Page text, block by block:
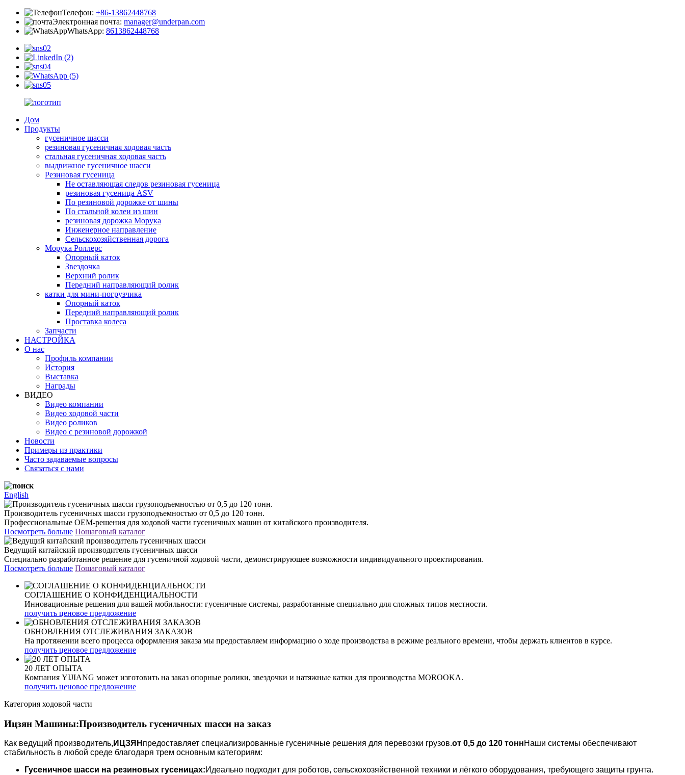
Телефон: +86-13862448768
Электронная почта: manager@underpan.com
WhatsApp: 8613862448768
Дом
Продукты
гусеничное шасси
резиновая гусеничная ходовая часть
стальная гусеничная ходовая часть
выдвижное гусеничное шасси
Резиновая гусеница
Не оставляющая следов резиновая гусеница
резиновая гусеница ASV
По резиновой дорожке от шины
По стальной колеи из шин
резиновая дорожка Морука
Инженерное направление
Сельскохозяйственная дорога
Морука Роллерс
Опорный каток
Звездочка
Верхний ролик
Передний направляющий ролик
катки для мини-погрузчика
Опорный каток
Передний направляющий ролик
Проставка колеса
Запчасти
НАСТРОЙКА
О нас
Профиль компании
История
Выставка
Награды
ВИДЕО
Видео компании
Видео ходовой части
Видео роликов
Видео с резиновой дорожкой
Новости
Примеры из практики
Часто задаваемые вопросы
Связаться с нами
English
Производитель гусеничных шасси грузоподъемностью от 0,5 до 120 тонн.
Профессиональные OEM-решения для ходовой части гусеничных машин от китайского производителя.
Посмотреть больше Пошаговый каталог
Ведущий китайский производитель гусеничных шасси
Специально разработанное решение для гусеничной ходовой части, демонстрирующее возможности индивидуального проектирования.
Посмотреть больше Пошаговый каталог
СОГЛАШЕНИЕ О КОНФИДЕНЦИАЛЬНОСТИ
Инновационные решения для вашей мобильности: гусеничные системы, разработанные специально для сложных типов местности.
получить ценовое предложение
ОБНОВЛЕНИЯ ОТСЛЕЖИВАНИЯ ЗАКАЗОВ
На протяжении всего процесса оформления заказа мы предоставляем информацию о ходе производства в режиме реального времени, чтобы держать клиентов в курсе.
получить ценовое предложение
20 ЛЕТ ОПЫТА
Компания YIJIANG может изготовить на заказ опорные ролики, звездочки и натяжные катки для производства MOROOKA.
получить ценовое предложение
Категория ходовой части
Ицзян Машины:Производитель гусеничных шасси на заказ
Как ведущий производитель, ИЦЗЯН предоставляет специализированные гусеничные решения для перевозки грузов.от 0,5 до 120 тоннНаши системы обеспечивают
стабильность в любой среде благодаря трем основным категориям:
Гусеничное шасси на резиновых гусеницах:Идеально подходит для роботов, сельскохозяйственной техники и лёгкого оборудования, требующего защиты грунта.